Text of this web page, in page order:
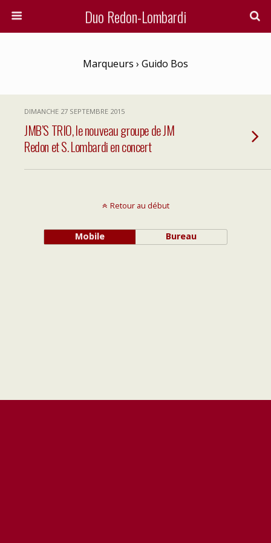
Duo Redon-Lombardi
Marqueurs › Guido Bos
DIMANCHE 27 SEPTEMBRE 2015
JMB’S TRIO, le nouveau groupe de JM
Redon et S. Lombardi en concert
Retour au début
Mobile Bureau